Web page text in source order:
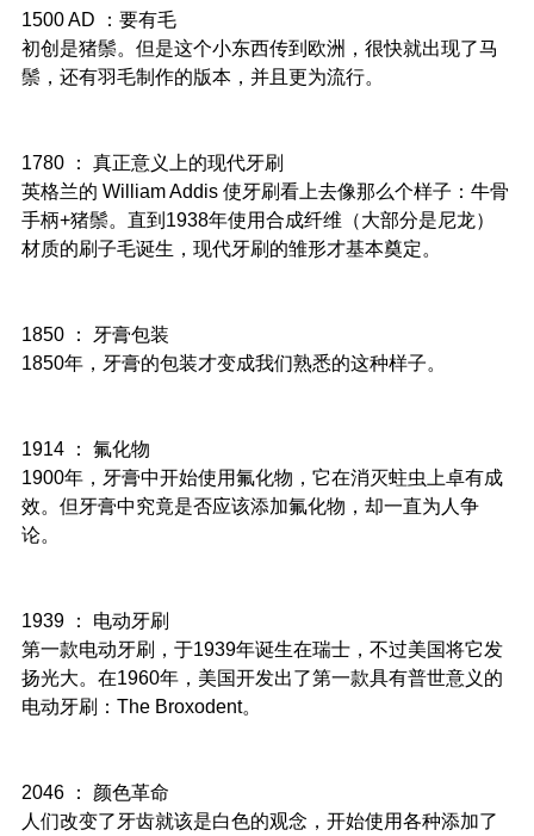
1500 AD ：要有毛
初创是猪鬃。但是这个小东西传到欧洲，很快就出现了马
鬃，还有羽毛制作的版本，并且更为流行。
1780 ： 真正意义上的现代牙刷
英格兰的 William Addis 使牙刷看上去像那么个样子：牛骨
手柄+猪鬃。直到1938年使用合成纤维（大部分是尼龙）
材质的刷子毛诞生，现代牙刷的雏形才基本奠定。
1850 ： 牙膏包装
1850年，牙膏的包装才变成我们熟悉的这种样子。
1914 ： 氟化物
1900年，牙膏中开始使用氟化物，它在消灭蛀虫上卓有成
效。但牙膏中究竟是否应该添加氟化物，却一直为人争
论。
1939 ： 电动牙刷
第一款电动牙刷，于1939年诞生在瑞士，不过美国将它发
扬光大。在1960年，美国开发出了第一款具有普世意义的
电动牙刷：The Broxodent。
2046 ： 颜色革命
人们改变了牙齿就该是白色的观念，开始使用各种添加了